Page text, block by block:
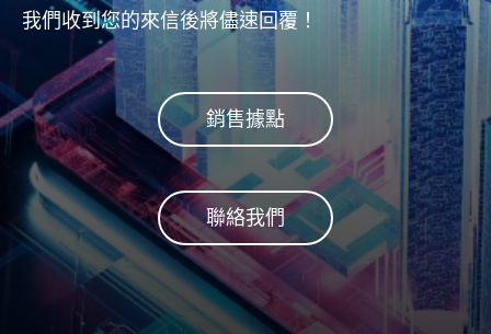
我們收到您的來信後將儘速回覆！
銷售據點
聯絡我們